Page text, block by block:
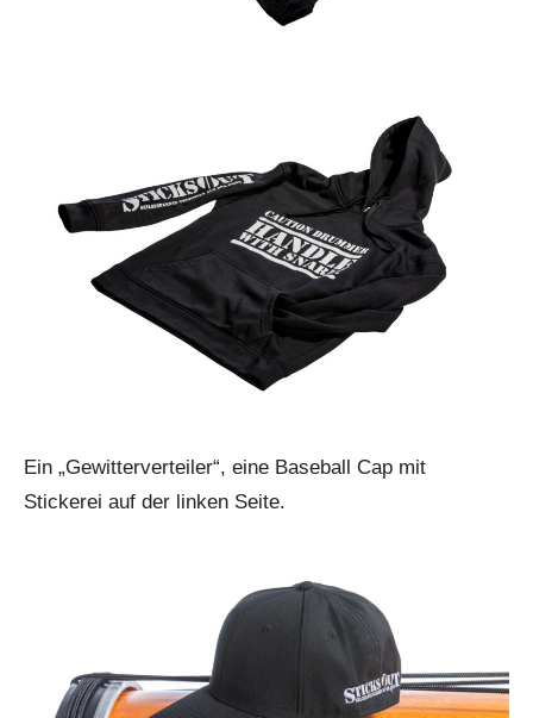
Ein „Gewitterverteiler“, eine Baseball Cap mit
Stickerei auf der linken Seite.